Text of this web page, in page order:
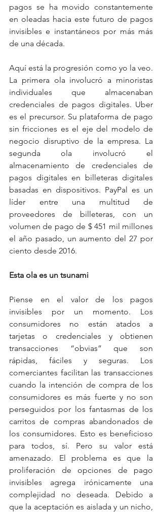
pagos se ha movido constantemente
en oleadas hacia este futuro de pagos
invisibles e instantáneos por más más
de una década.
Aquí está la progresión como yo la veo.
La primera ola involucró a minoristas
individuales que almacenaban
credenciales de pagos digitales. Uber
es el precursor. Su plataforma de pago
sin fricciones es el eje del modelo de
negocio disruptivo de la empresa. La
segunda ola involucró el
almacenamiento de credenciales de
pagos digitales en billeteras digitales
basadas en dispositivos. PayPal es un
líder entre una multitud de
proveedores de billeteras, con un
volumen de pago de $ 451 mil millones
el año pasado, un aumento del 27 por
ciento desde 2016.
Esta ola es un tsunami
Piense en el valor de los pagos
invisibles por un momento. Los
consumidores no están atados a
tarjetas o credenciales y obtienen
transacciones “obvias” que son
rápidas, fáciles y seguras. Los
comerciantes facilitan las transacciones
cuando la intención de compra de los
consumidores es más fuerte y no son
perseguidos por los fantasmas de los
carritos de compras abandonados de
los consumidores. Esto es beneficioso
para todos, sí. Pero su valor está
amenazado. El problema es que la
proliferación de opciones de pago
invisibles agrega irónicamente una
complejidad no deseada. Debido a
que la aceptación es aislada y un nicho,